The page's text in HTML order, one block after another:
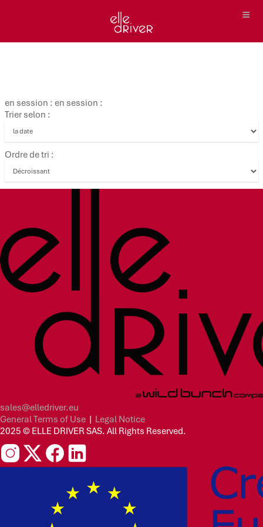
en session : en session :
Trier selon :
Ordre de tri :
sales@elledriver.eu
General Terms of Use | Legal Notice
2025 © ELLE DRIVER SAS. All Rights Reserved.